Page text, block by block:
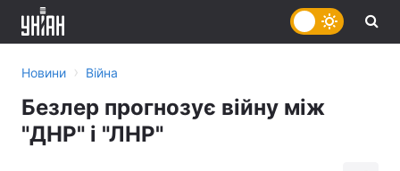
Новини › Війна
Безлер прогнозує війну між
"ДНР" і "ЛНР"